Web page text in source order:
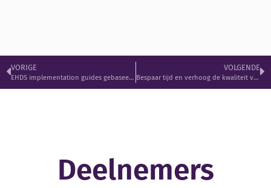
VORIGE
EHDS implementation guides gebaseerd op internationale IHE-profielen
VOLGENDE
Bespaar tijd en verhoog de kwaliteit van dienstverlening met aansluiting op het ZorgAB
Deelnemers